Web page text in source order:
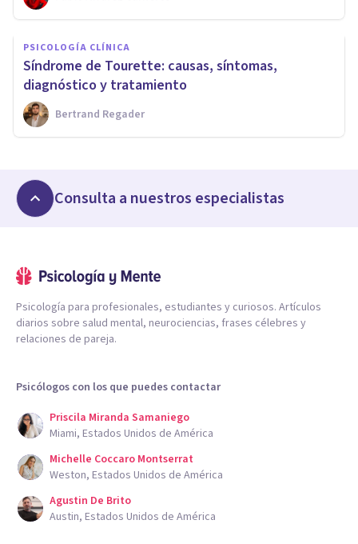
PSICOLOGÍA CLÍNICA
Síndrome de Tourette: causas, síntomas,
diagnóstico y tratamiento
Bertrand Regader
Consulta a nuestros especialistas
Psicología para profesionales, estudiantes y curiosos. Artículos
diarios sobre salud mental, neurociencias, frases célebres y
relaciones de pareja.
Psicólogos con los que puedes contactar
Priscila Miranda Samaniego
Miami, Estados Unidos de América
Michelle Coccaro Montserrat
Weston, Estados Unidos de América
Agustin De Brito
Austin, Estados Unidos de América